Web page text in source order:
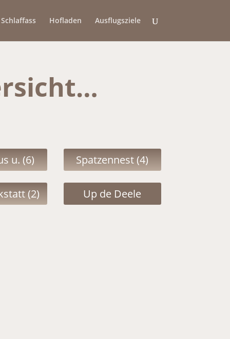
Hofladen Ausflugsziele
u. (6) Spatzennest (4)
(2) Up de Deele